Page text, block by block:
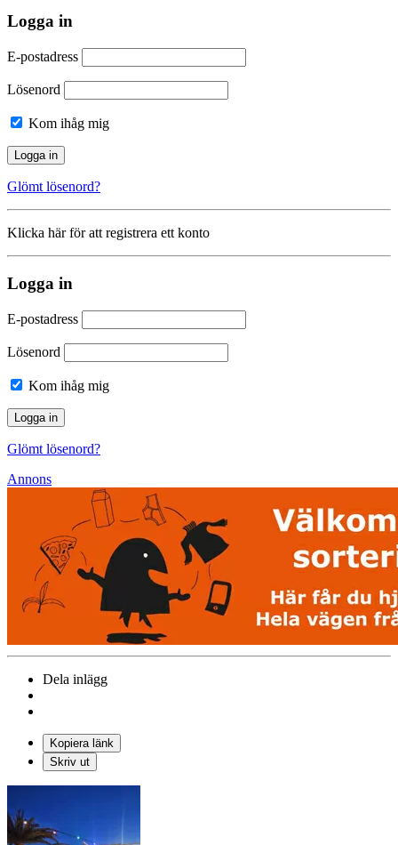
Logga in
E-postadress
Lösenord
Kom ihåg mig
Glömt lösenord?
Klicka här för att registrera ett konto
Logga in
E-postadress
Lösenord
Kom ihåg mig
Glömt lösenord?
Annons
Dela inlägg
Kopiera länk
Skriv ut